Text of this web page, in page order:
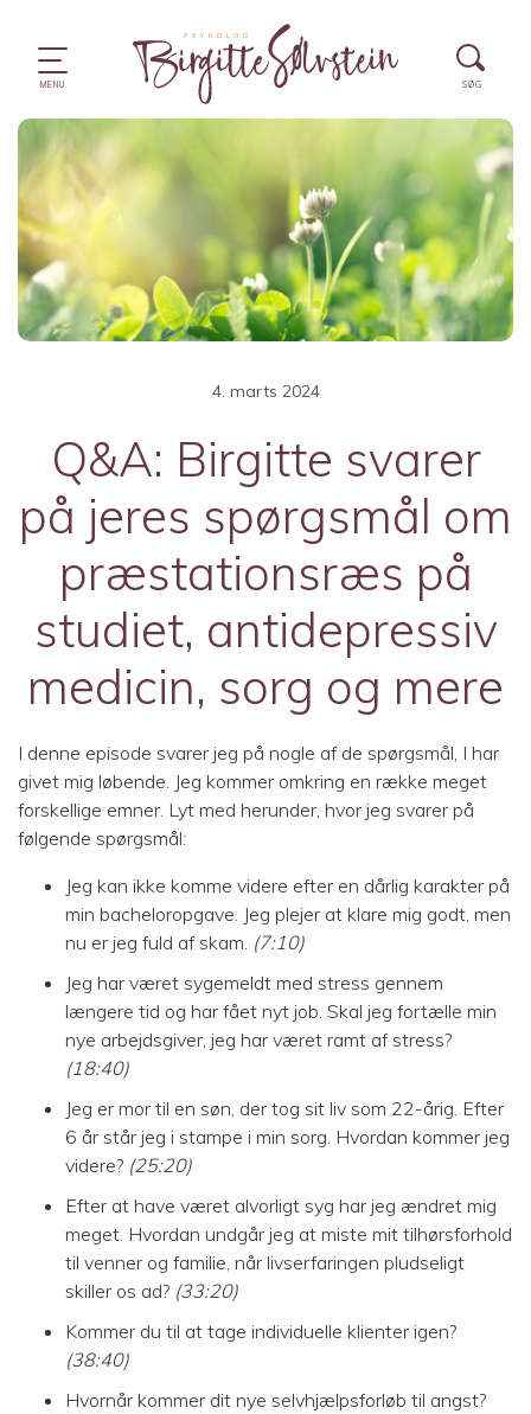
4. marts 2024
Q&A: Birgitte svarer
på jeres spørgsmål om
præstationsræs på
studiet, antidepressiv
medicin, sorg og mere
I denne episode svarer jeg på nogle af de spørgsmål, I har
givet mig løbende. Jeg kommer omkring en række meget
forskellige emner. Lyt med herunder, hvor jeg svarer på
følgende spørgsmål:
Jeg kan ikke komme videre efter en dårlig karakter på
min bacheloropgave. Jeg plejer at klare mig godt, men
nu er jeg fuld af skam. (7:10)
Jeg har været sygemeldt med stress gennem
længere tid og har fået nyt job. Skal jeg fortælle min
nye arbejdsgiver, jeg har været ramt af stress?
(18:40)
Jeg er mor til en søn, der tog sit liv som 22-årig. Efter
6 år står jeg i stampe i min sorg. Hvordan kommer jeg
videre? (25:20)
Efter at have været alvorligt syg har jeg ændret mig
meget. Hvordan undgår jeg at miste mit tilhørsforhold
til venner og familie, når livserfaringen pludseligt
skiller os ad? (33:20)
Kommer du til at tage individuelle klienter igen?
(38:40)
Hvornår kommer dit nye selvhjælpsforløb til angst?